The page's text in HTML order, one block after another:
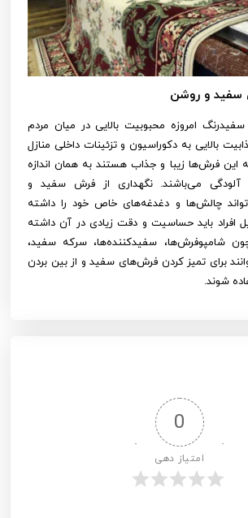
سفید و روشن
امروزه محبوبیت بالایی در میان مردم
بالایی به دکوراسیون و تزئینات داخلی منازل
این فرش‌ها زیبا و جذاب هستند به همان اندازه
می‌باشند. نگهداری از فرش سفید و
چالش‌ها و دغدغه‌های خاص خود را داشته
افراد باید حساسیت و دقت زیادی در آن داشته
شامپوفرش‌ها، سفیدکننده‌ها، سرکه سفید،
برای تمیز کردن فرش‌های سفید و از بین بردن
شوند.
0
امتیاز دهی